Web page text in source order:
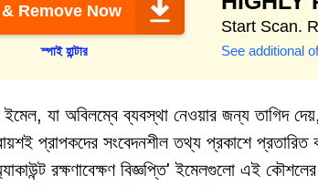
Remove Now
স্পাই হান্টার
Start Scan.
See additional
যা অবিলম্বে ব্যবস্থা নেওয়ার জন্য তাগিদ
প্রাপকদের সংবেদনশীল তথ্য প্রকাশে প্রতারিত
রক্ষণাবেক্ষণ বিজ্ঞপ্তি' ইমেলগুলো এই